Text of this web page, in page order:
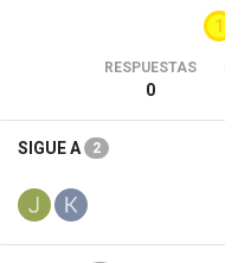
1
RESPUESTAS
0
SIGUE A 2